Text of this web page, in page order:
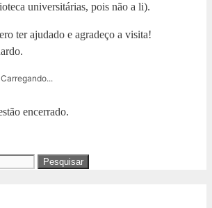
universitárias, pois não a li).
ter ajudado e agradeço a visita!
Carregando...
encerrado.